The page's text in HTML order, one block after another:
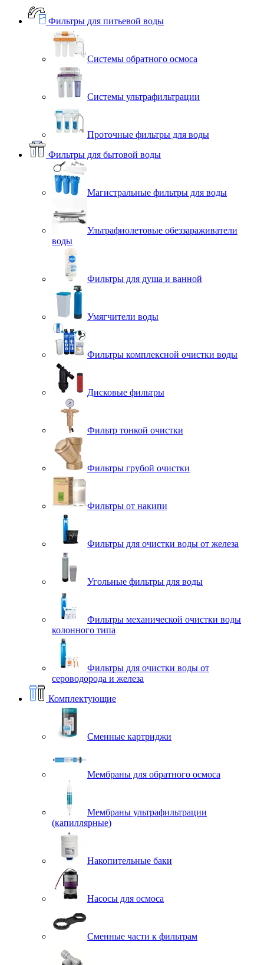
Фильтры для питьевой воды
Системы обратного осмоса
Системы ультрафильтрации
Проточные фильтры для воды
Фильтры для бытовой воды
Магистральные фильтры для воды
Ультрафиолетовые обеззараживатели
воды
Фильтры для душа и ванной
Умягчители воды
Фильтры комплексной очистки воды
Дисковые фильтры
Фильтр тонкой очистки
Фильтры грубой очистки
Фильтры от накипи
Фильтры для очистки воды от железа
Угольные фильтры для воды
Фильтры механической очистки воды
колонного типа
Фильтры для очистки воды от
сероводорода и железа
Комплектующие
Сменные картриджи
Мембраны для обратного осмоса
Мембраны ультрафильтрации
(капиллярные)
Накопительные баки
Насосы для осмоса
Сменные части к фильтрам